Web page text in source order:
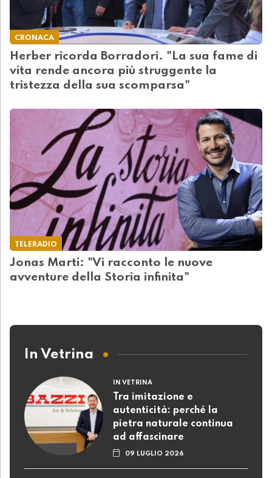
CRONACA
Herber ricorda Borradori. "La sua fame di
vita rende ancora più struggente la
tristezza della sua scomparsa"
TELERADIO
Jonas Marti: "Vi racconto le nuove
avventure della Storia infinita"
In Vetrina
IN VETRINA
Tra imitazione e
autenticità: perché la
pietra naturale continua
ad affascinare
09 LUGLIO 2026